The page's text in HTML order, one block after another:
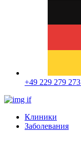
+49 229 279
Клиники
Заболевания